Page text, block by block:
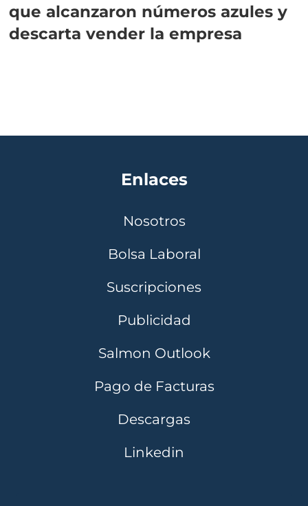
que alcanzaron números azules y
descarta vender la empresa
Enlaces
Nosotros
Bolsa Laboral
Suscripciones
Publicidad
Salmon Outlook
Pago de Facturas
Descargas
Linkedin